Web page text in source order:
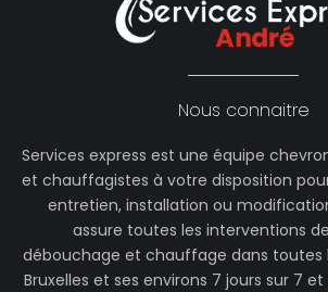
Nous connaitre
Services express est une équipe
et chauffagistes à votre disposition
entretien, installation ou
assure toutes les interventions
débouchage et chauffage dans toutes
Bruxelles et ses environs 7 jours sur 7